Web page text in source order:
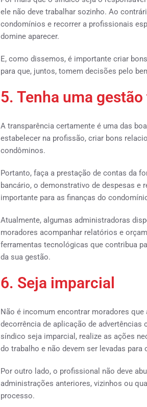
ele não deve trabalhar sozinho. Ao
condomínios e recorrer a profissionais
domine aparecer.
E, como dissemos, é importante criar
para que, juntos, tomem decisões pelo
5. Tenha uma
A transparência certamente é uma das
estabelecer na profissão, criar bons
condôminos.
Portanto, faça a prestação de contas da
bancário, o demonstrativo de despesas e
importante para as finanças do
Atualmente, algumas administradoras
moradores acompanhar relatórios e
ferramentas tecnológicas que contribua
da sua gestão.
6. Seja imparcial
Não é incomum encontrar moradores
decorrência de aplicação de advertências
síndico seja imparcial, realize as ações
do trabalho e não devem ser levadas para
Por outro lado, o profissional não deve
administrações anteriores, vizinhos ou
processo.